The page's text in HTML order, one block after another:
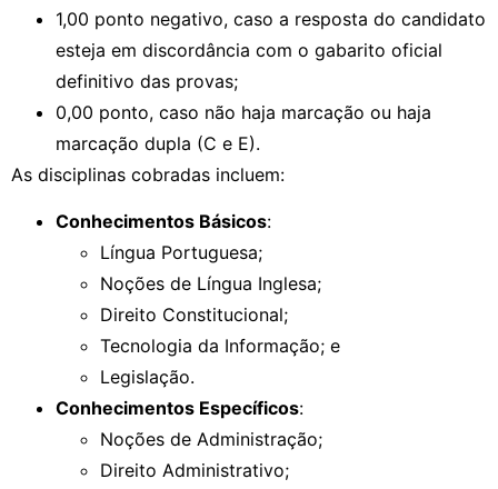
1,00 ponto negativo, caso a resposta do candidato
esteja em discordância com o gabarito oficial
definitivo das provas;
0,00 ponto, caso não haja marcação ou haja
marcação dupla (C e E).
As disciplinas cobradas incluem:
Conhecimentos Básicos:
Língua Portuguesa;
Noções de Língua Inglesa;
Direito Constitucional;
Tecnologia da Informação; e
Legislação.
Conhecimentos Específicos:
Noções de Administração;
Direito Administrativo;